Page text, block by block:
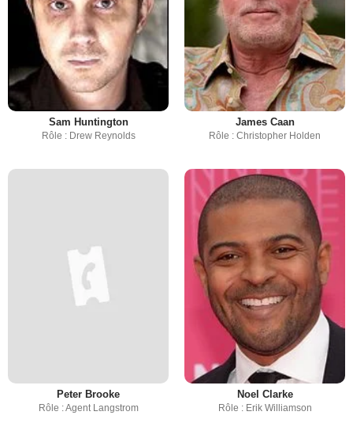
Sam Huntington
Rôle : Drew Reynolds
James Caan
Rôle : Christopher Holden
Peter Brooke
Rôle : Agent Langstrom
Noel Clarke
Rôle : Erik Williamson